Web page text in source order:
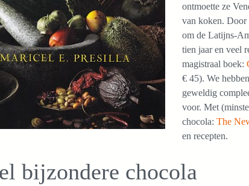
ontmoette ze
van koken. Door
om de Latijns-
tien jaar en veel
magistraal boek:
€ 45). We
geweldig
voor. Met
chocola: The
en recepten.
bijzondere chocola